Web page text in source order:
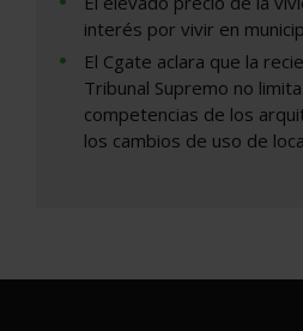
interés por vivir en
El Cgate aclara que la
Tribunal Supremo no
competencias de los
los cambios de uso de